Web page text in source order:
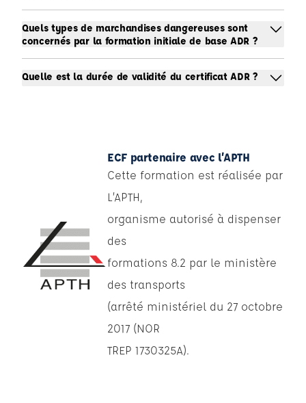
Quels types de marchandises dangereuses sont
concernés par la formation initiale de base ADR ?
Quelle est la durée de validité du certificat ADR ?
ECF partenaire avec l’APTH
Cette formation est réalisée par
L’APTH,
organisme autorisé à dispenser
des
formations 8.2 par le ministère
des transports
(arrêté ministériel du 27 octobre
2017 (NOR
TREP 1730325A).